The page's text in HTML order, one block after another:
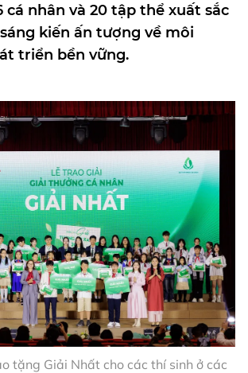
cá nhân và 20 tập thể xuất sắc
kiến ấn tượng về môi
triển bền vững.
tặng Giải Nhất cho các thí sinh ở các